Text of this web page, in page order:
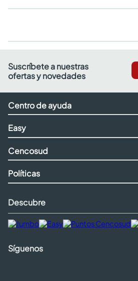
Suscríbete a nuestras
ofertas y novedades
Centro de ayuda
Easy
Cencosud
Políticas
Descubre
Síguenos